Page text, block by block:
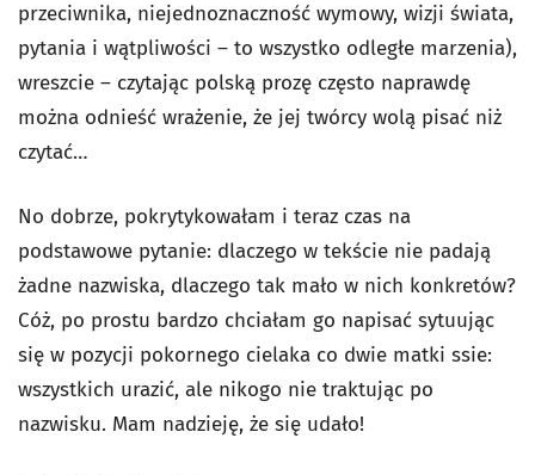
przeciwnika, niejednoznaczność wymowy, wizji świata,
pytania i wątpliwości – to wszystko odległe marzenia),
wreszcie – czytając polską prozę często naprawdę
można odnieść wrażenie, że jej twórcy wolą pisać niż
czytać…
No dobrze, pokrytykowałam i teraz czas na
podstawowe pytanie: dlaczego w tekście nie padają
żadne nazwiska, dlaczego tak mało w nich konkretów?
Cóż, po prostu bardzo chciałam go napisać sytuując
się w pozycji pokornego cielaka co dwie matki ssie:
wszystkich urazić, ale nikogo nie traktując po
nazwisku. Mam nadzieję, że się udało!